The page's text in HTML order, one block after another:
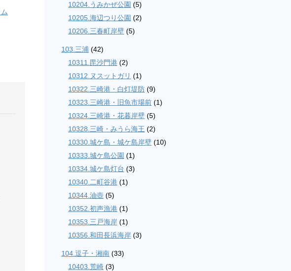
10204.うみかぜ公園 (5)
10205.海辺つり公園 (2)
10206.三春町岸壁 (5)
103.三浦 (42)
10311.毘沙門港 (2)
10312.ヌスットガリ (1)
10322.三崎港・白灯堤防 (9)
10323.三崎港・旧魚市場前 (1)
10324.三崎港・花暮岸壁 (5)
10328.三崎・みうら海王 (2)
10330.城ケ島・城ケ島岸壁 (10)
10333.城ケ島公園 (1)
10334.城ケ島灯台 (3)
10340.二町谷港 (1)
10344.油壺 (5)
10352.初声漁港 (1)
10353.三戸海岸 (1)
10356.和田長浜海岸 (3)
104.逗子・湘南 (33)
10403.荒崎 (3)